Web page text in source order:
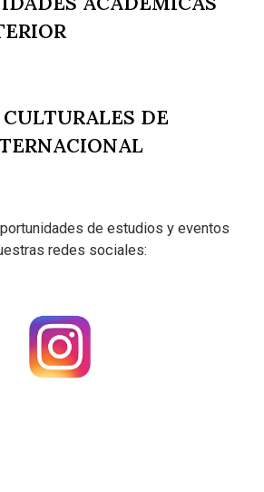
DE
de estudios yeventos
redes sociales: